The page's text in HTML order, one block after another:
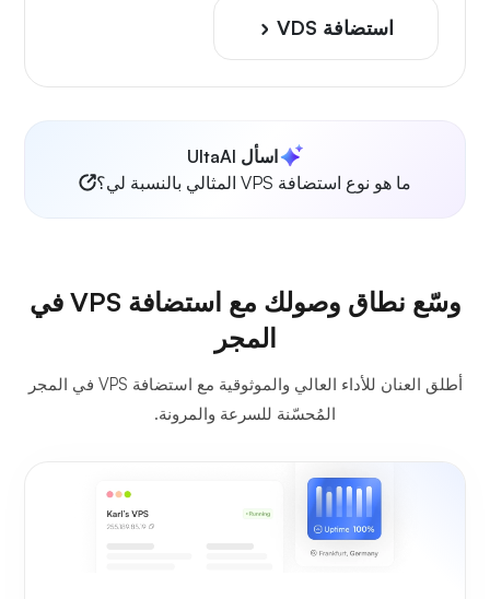
استضافة VDS
اسأل UltaAI
ما هو نوع استضافة VPS المثالي بالنسبة لي؟
وسّع نطاق وصولك مع استضافة VPS في
المجر
أطلق العنان للأداء العالي والموثوقية مع استضافة VPS في المجر
المُحسّنة للسرعة والمرونة.